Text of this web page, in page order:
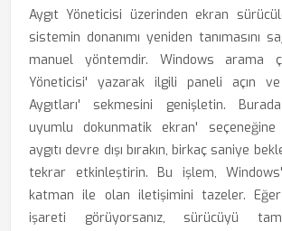
Aygıt Yöneticisi üzerinden ekran
sistemin donanımı yeniden tanımasını
manuel yöntemdir. Windows arama
Yöneticisi' yazarak ilgili paneli açın
Aygıtları' sekmesini genişletin.
uyumlu dokunmatik ekran'
aygıtı devre dışı bırakın, birkaç saniye
tekrar etkinleştirin. Bu işlem,
katman ile olan iletişimini tazeler.
işareti görüyorsanız, sürücüyü